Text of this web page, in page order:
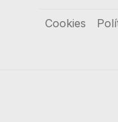
Cookies